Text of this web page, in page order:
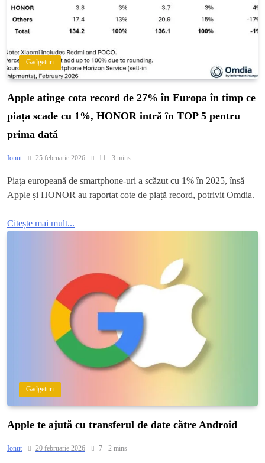
Gadgeturi
Apple atinge cota record de 27% în Europa în timp ce
piața scade cu 1%, HONOR intră în TOP 5 pentru
prima dată
Ionut 25 februarie 2026 11 3 mins
Piaţa europeană de smartphone-uri a scăzut cu 1% în 2025, însă
Apple și HONOR au raportat cote de piață record, potrivit Omdia.
Citește mai mult...
Gadgeturi
Apple te ajută cu transferul de date către Android
Ionut 20 februarie 2026 7 2 mins